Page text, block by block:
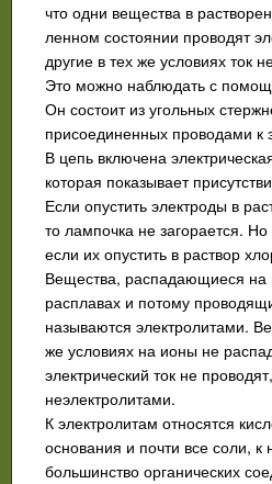
что одни вещества в
ленном состоянии проводят
другие в тех же усло­виях ток
Это можно наблюдать с
Он состоит из угольных
присоединенных проводами к
В цепь включена
которая показывает
Если опустить электроды в
то лампочка не загорается. Но
если их опустить в раст­вор
Вещества, распадающиеся на
расплавах и потому
называются электролитами.
же условиях на ионы не
электрический ток не
неэлектролитами.
К электролитам относятся
основания и почти все соли,
большинство органических